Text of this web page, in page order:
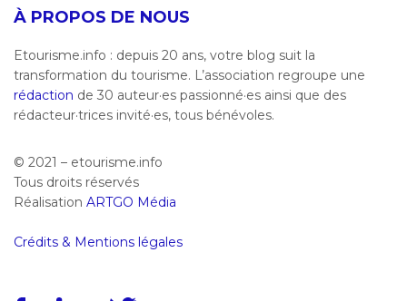
À PROPOS DE NOUS
Etourisme.info : depuis 20 ans, votre blog suit la
transformation du tourisme. L’association regroupe une
rédaction de 30 auteur·es passionné·es ainsi que des
rédacteur·trices invité·es, tous bénévoles.
© 2021 – etourisme.info
Tous droits réservés
Réalisation ARTGO Média
Crédits & Mentions légales